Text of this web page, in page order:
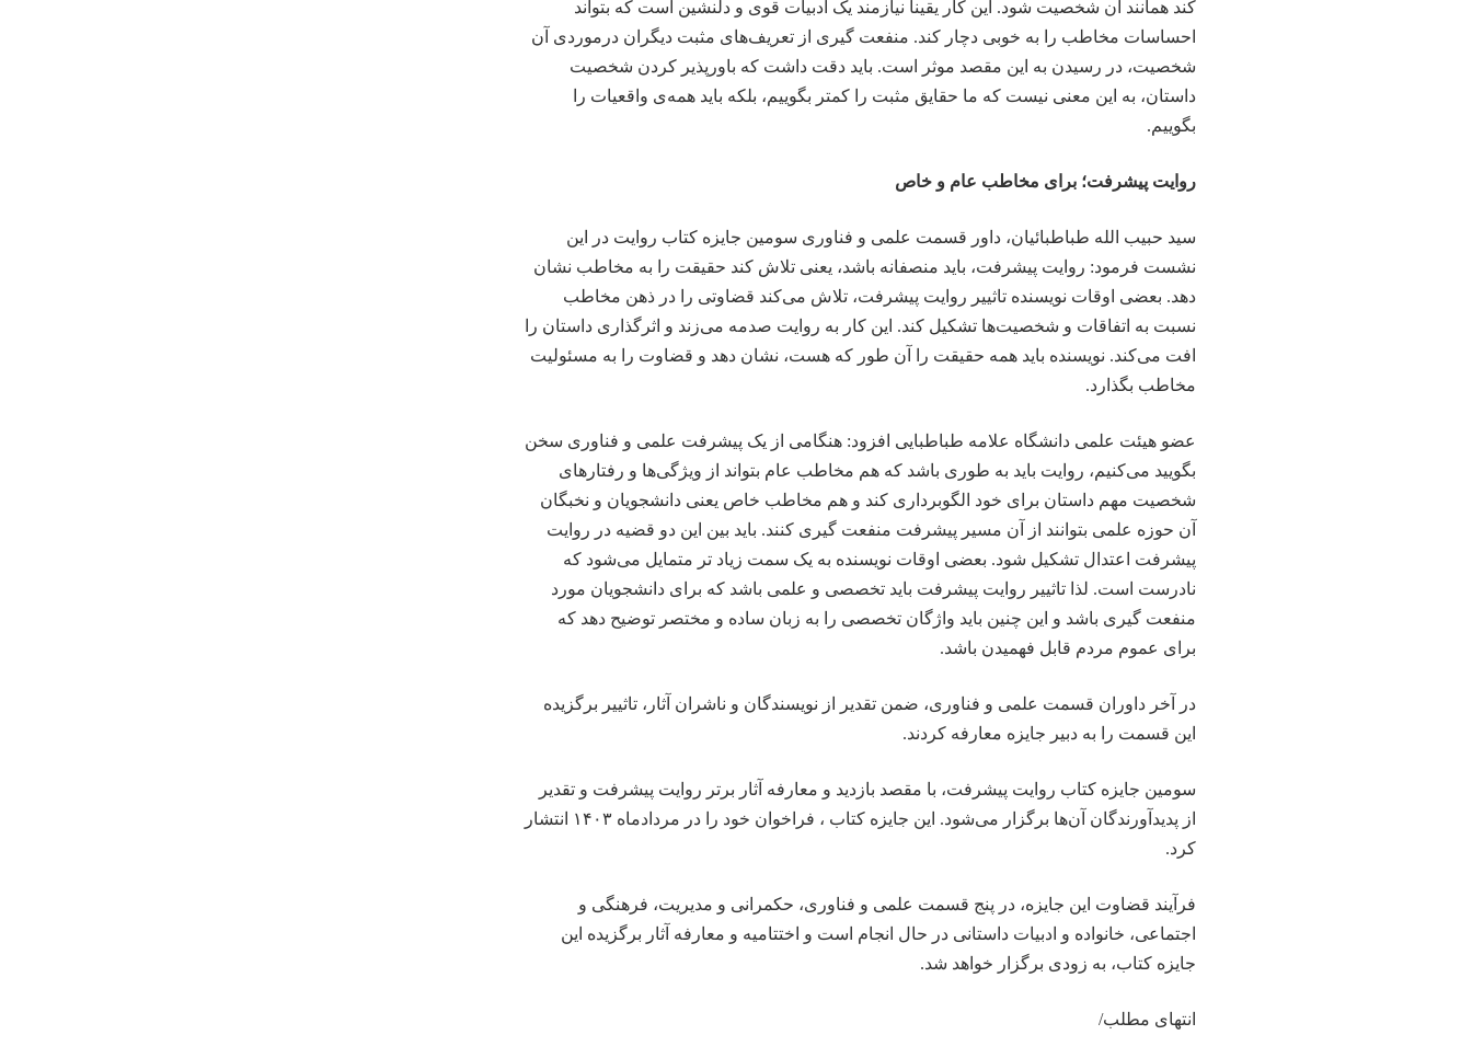
کند همانند آن شخصیت شود. این کار یقیناً نیازمند یک ادبیات قوی و دلنشین است که بتواند
احساسات مخاطب را به خوبی دچار کند. منفعت گیری از تعریف‌های مثبت دیگران درمورد‌ی آن
شخصیت، در رسیدن به این مقصد موثر است. باید دقت داشت که باورپذیر کردن شخصیت
داستان، به این معنی نیست که ما حقایق مثبت را کمتر بگوییم، بلکه باید همه‌ی واقعیات را
بگوییم.
روایت پیشرفت؛ برای مخاطب عام و خاص
سید حبیب الله طباطبائیان، داور قسمت علمی و فناوری سومین جایزه کتاب روایت در این
نشست فرمود: روایت پیشرفت، باید منصفانه باشد، یعنی تلاش کند حقیقت را به مخاطب نشان
دهد. بعضی اوقات نویسنده تاثییر روایت پیشرفت، تلاش می‌کند قضاوتی را در ذهن مخاطب
نسبت به اتفاقات و شخصیت‌ها تشکیل کند. این کار به روایت صدمه می‌زند و اثرگذاری داستان را
افت می‌کند. نویسنده باید همه حقیقت را آن طور که هست، نشان دهد و قضاوت را به مسئولیت
مخاطب بگذارد.
عضو هیئت علمی دانشگاه علامه طباطبایی افزود: هنگامی از یک پیشرفت علمی و فناوری سخن
بگویید می‌کنیم، روایت باید به طوری باشد که هم مخاطب عام بتواند از ویژگی‌ها و رفتارهای
شخصیت مهم داستان برای خود الگوبرداری کند و هم مخاطب خاص یعنی دانشجویان و نخبگان
آن حوزه علمی بتوانند از آن مسیر پیشرفت منفعت گیری کنند. باید بین این دو قضیه در روایت
پیشرفت اعتدال تشکیل شود. بعضی اوقات نویسنده به یک سمت زیاد تر متمایل می‌شود که
نادرست است. لذا تاثییر روایت پیشرفت باید تخصصی و علمی باشد که برای دانشجویان مورد
منفعت گیری باشد و این چنین باید واژگان تخصصی را به زبان ساده و مختصر توضیح دهد که
برای عموم مردم قابل فهمیدن باشد.
در آخر داوران قسمت علمی و فناوری، ضمن تقدیر از نویسندگان و ناشران آثار، تاثییر برگزیده
این قسمت را به دبیر جایزه معارفه کردند.
سومین جایزه کتاب روایت پیشرفت، با مقصد بازدید و معارفه آثار برتر روایت پیشرفت و تقدیر
از پدیدآورندگان آن‌ها برگزار می‌شود. این جایزه کتاب ، فراخوان خود را در مردادماه ۱۴۰۳ انتشار
کرد.
فرآیند قضاوت این جایزه، در پنج قسمت علمی و فناوری، حکمرانی و مدیریت، فرهنگی و
اجتماعی، خانواده و ادبیات داستانی در حال انجام است و اختتامیه و معارفه آثار برگزیده این
جایزه کتاب، به زودی برگزار خواهد شد.
انتهای مطلب/